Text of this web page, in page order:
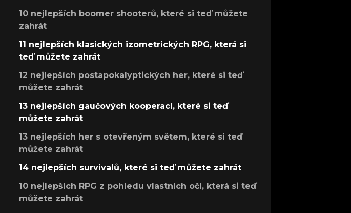
10 nejlepších boomer shooterů, které si teď můžete
zahrát
11 nejlepších klasických izometrických RPG, která si
teď můžete zahrát
12 nejlepších postapokalyptických her, které si teď
můžete zahrát
13 nejlepších gaučových kooperací, které si teď
můžete zahrát
13 nejlepších her s otevřeným světem, které si teď
můžete zahrát
14 nejlepších survivalů, které si teď můžete zahrát
10 nejlepších RPG z pohledu vlastních očí, která si teď
můžete zahrát